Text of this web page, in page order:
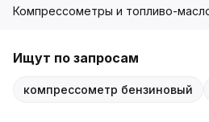
Компрессометры и топливо-
Ищут по запросам
компрессометр бензиновый